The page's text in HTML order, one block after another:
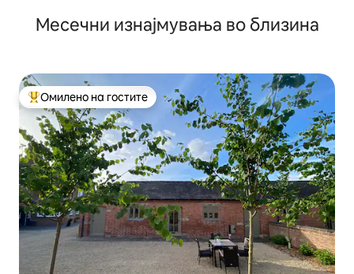
Месечни изнајмувања во близина
Меѓу најуспешните „Омилени на гостите“
Омилено на гостите